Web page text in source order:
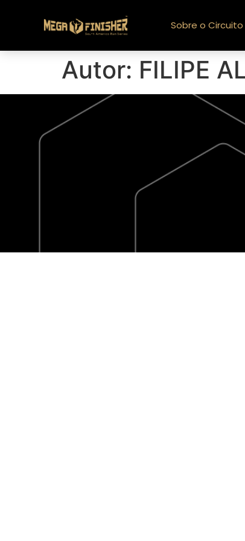
Sobre o Circuito
Autor: FILIPE